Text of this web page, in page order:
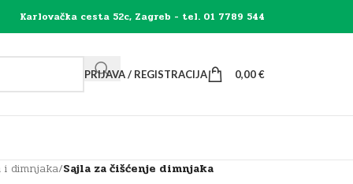
Karlovačka cesta 52c, Zagreb - tel. 01 7789 544
PRIJAVA / REGISTRACIJA 0,00€
i dimnjaka/Sajla za čišćenje dimnjaka